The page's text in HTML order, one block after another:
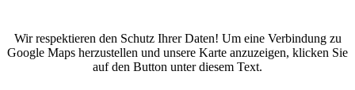
Wir respektieren den Schutz Ihrer Daten! Um eine Verbindung zu
Google Maps herzustellen und unsere Karte anzuzeigen, klicken Sie
auf den Button unter diesem Text.